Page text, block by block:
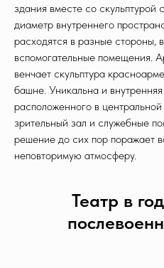
здания вместе со скульптурой
диаметр внутреннего
расходятся в разные стороны,
вспомогательные помещения.
венчает скульптура
башне. Уникальна и
расположенного в
зрительный зал и служебные
решение до сих пор поражает
неповторимую атмосферу.
Театр в